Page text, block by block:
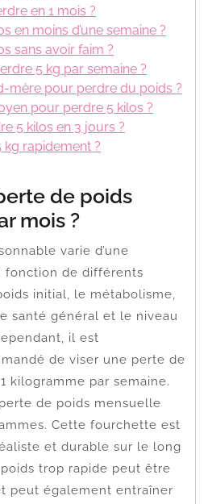
en 1 mois ?
en moins d’une semaine ?
sans avoir faim ?
5 kg par semaine ?
mère pour perdre du poids ?
pour perdre 5 kilos ?
5 kilos en 3 jours ?
rapidement ?
de poids
mois ?
varie d’une
fonction de différents
initial, le métabolisme,
santé général et le niveau
il est
de viser une perte de
kilogramme par semaine.
de poids mensuelle
Cette fourchette est
et durable sur le long
trop rapide peut être
peut également entraîner